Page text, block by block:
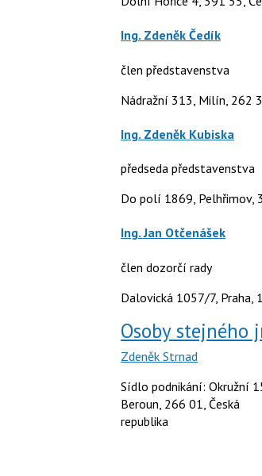
Ing. Zdeněk Čedík
člen představenstva
Nádražní 313, Milín, 262
Ing. Zdeněk Kubiska
předseda představenstva
Do polí 1869, Pelhřimov,
Ing. Jan Otčenášek
člen dozorčí rady
Dalovická 1057/7, Praha,
Osoby stejného
Zdeněk Strnad
Sídlo podnikání: Okružní
Beroun, 266 01, Česká
republika